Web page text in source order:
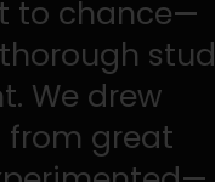
package, and
that our
for those
as well as